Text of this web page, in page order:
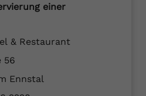
einer
& Restaurant
56
Ennstal